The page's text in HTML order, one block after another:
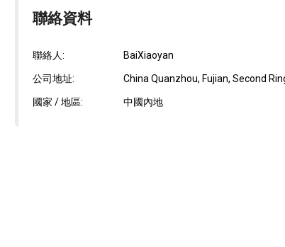
聯絡資料
聯絡人: BaiXiaoyan
公司地址: China Quanzhou, Fujian, Second
國家 / 地區: 中國內地